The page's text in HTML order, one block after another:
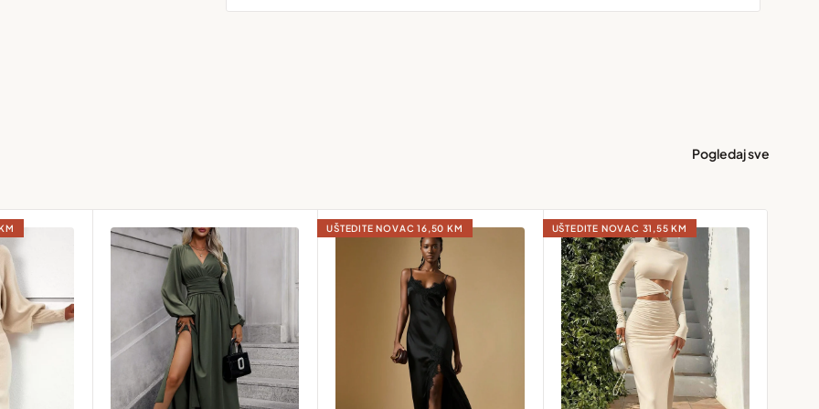
79 99-104
85
kako bismo provjerili
naše poštanske
u
da nas prethodno
Pogledaj sve
UŠTEDITE NOVAC16,50 KM UŠTEDITE NOVAC 31,55 KM